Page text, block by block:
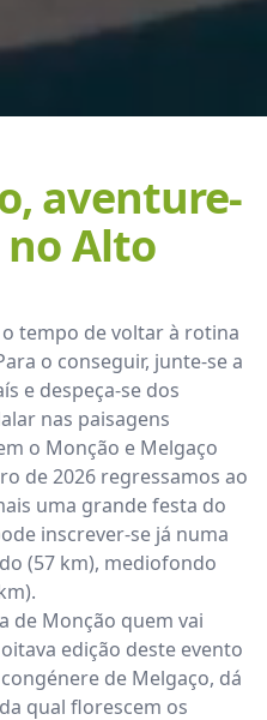
aventure-
no Alto
tempo de voltar à rotina
o conseguir, junte-se a
e despeça-se dos
nas paisagens
o Monção e Melgaço
de 2026 regressamos ao
uma grande festa do
inscrever-se já numa
(57 km), mediofondo
de Monção quem vai
edição deste evento
de Melgaço, dá
qual florescem os